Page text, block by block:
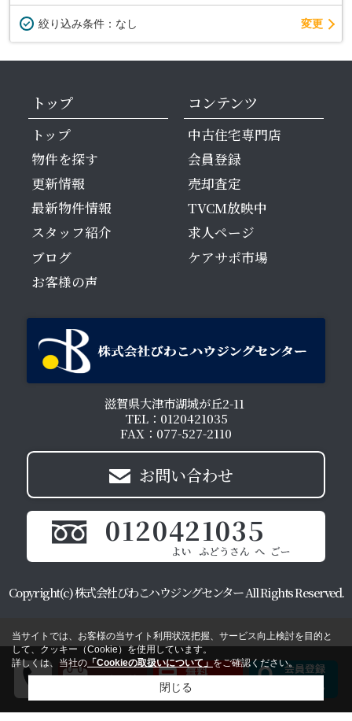
絞り込み条件： なし 変更
トップ
トップ
物件を探す
更新情報
最新物件情報
スタッフ紹介
ブログ
お客様の声
コンテンツ
中古住宅専門店
会員登録
売却査定
TVCM放映中
求人ページ
ケアサポ市場
滋賀県大津市湖城が丘2-11
TEL：0120421035
FAX：077-527-2110
お問い合わせ
0120421035
Copyright(c) 株式会社びわこハウジングセンター All Rights Reserved.
当サイトでは、お客様の当サイト利用状況把握、サービス向上検討を目的と
して、クッキー（Cookie）を使用しています。
詳しくは、当社の 「Cookieの取扱いについて」 をご確認ください。
閉じる